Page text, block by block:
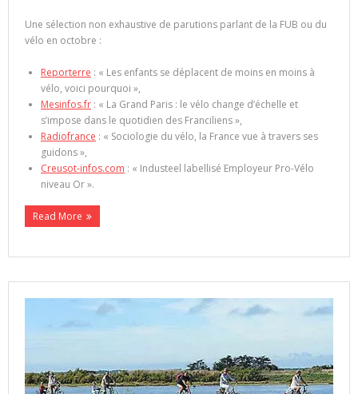
Une sélection non exhaustive de parutions parlant de la FUB ou du
vélo en octobre :
Reporterre : « Les enfants se déplacent de moins en moins à
vélo, voici pourquoi »,
Mesinfos.fr : « La Grand Paris : le vélo change d’échelle et
s’impose dans le quotidien des Franciliens »,
Radiofrance : « Sociologie du vélo, la France vue à travers ses
guidons »,
Creusot-infos.com : « Industeel labellisé Employeur Pro-Vélo
niveau Or ».
Read More